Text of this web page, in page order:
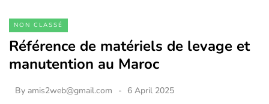
NON CLASSÉ
Référence de matériels de levage et
manutention au Maroc
By amis2web@gmail.com 6 April 2025